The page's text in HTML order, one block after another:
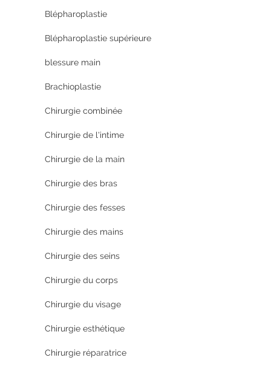
Blépharoplastie
Blépharoplastie supérieure
blessure main
Brachioplastie
Chirurgie combinée
Chirurgie de l'intime
Chirurgie de la main
Chirurgie des bras
Chirurgie des fesses
Chirurgie des mains
Chirurgie des seins
Chirurgie du corps
Chirurgie du visage
Chirurgie esthétique
Chirurgie réparatrice